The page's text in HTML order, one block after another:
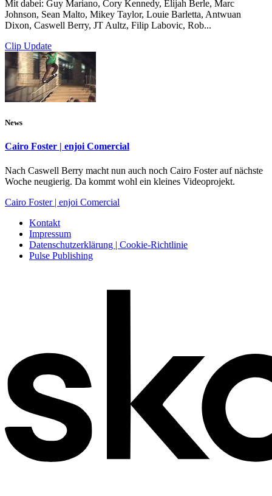
Mit dabei: Guy Mariano, Cory Kennedy, Elijah Berle, Marc
Johnson, Sean Malto, Mikey Taylor, Louie Barletta, Antwuan
Dixon, Caswell Berry, JT Aultz, Filip Labovic, Rob...
Clip Update
News
Cairo Foster | enjoi Comercial
Nach Caswell Berry macht nun auch noch Cairo Foster auf nächste
Woche neugierig. Da kommt wohl ein kleines Videoprojekt.
Cairo Foster | enjoi Comercial
Kontakt
Impressum
Datenschutzerklärung | Cookie-Richtlinie
Pulse Publishing